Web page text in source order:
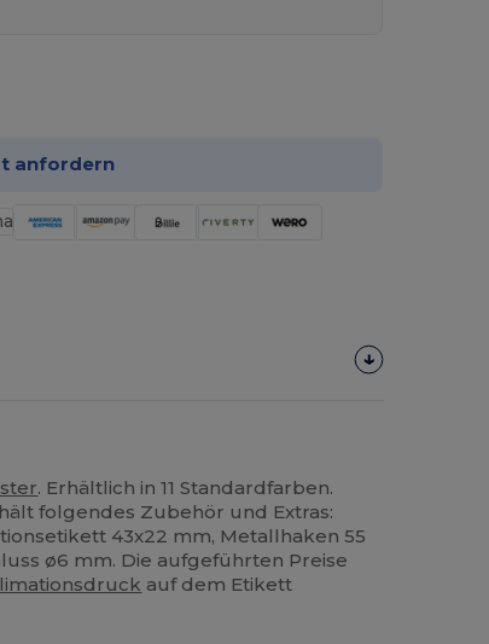
anfordern
. Erhältlich in 11 Standardfarben.
folgendes Zubehör und Extras:
43x22 mm, Metallhaken 55
ø6 mm. Die aufgeführten Preise
auf dem Etikett